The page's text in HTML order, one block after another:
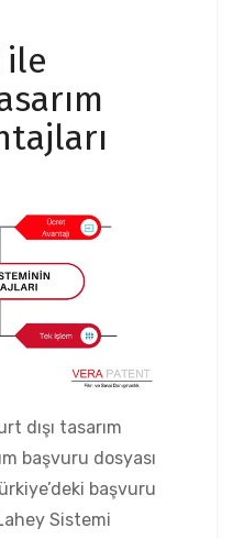
ile
dışı tasarım
başvuru dosyası
başvuru
Sistemi